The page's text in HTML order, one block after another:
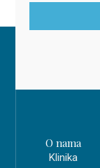
O nama
Klinika